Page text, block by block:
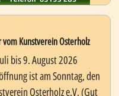
Kunstverein Osterholz
bis 9. August 2026
ist am Sonntag, den
Osterholz e.V. (Gut